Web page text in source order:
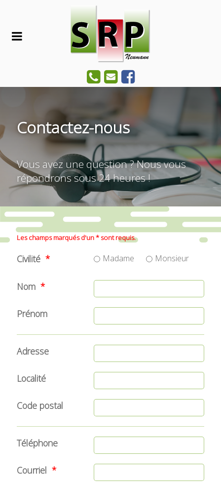
Contactez-nous
Vous avez une question ? Nous vous
répondrons sous 24 heures !
Les champs marqués d'un * sont requis.
Civilité Madame Monsieur
Nom
Prénom
Adresse
Localité
Code postal
Téléphone
Courriel